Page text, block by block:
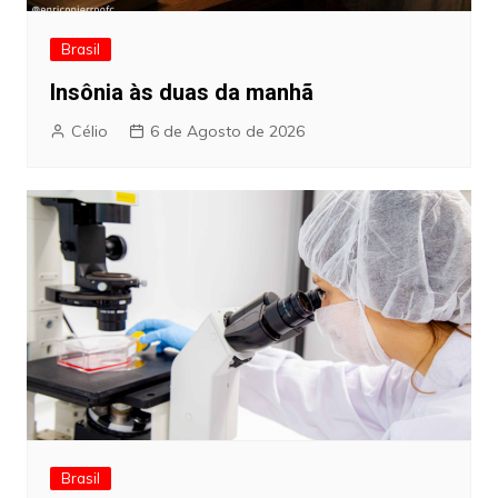
Brasil
Insônia às duas da manhã
Célio 6 de Agosto de 2026
Brasil